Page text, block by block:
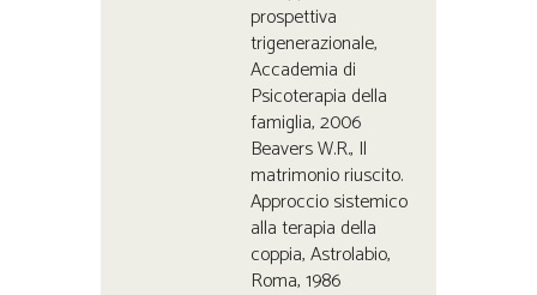
prospettiva
trigenerazionale,
Accademia di
Psicoterapia della
famiglia, 2006
Beavers W.R., Il
matrimonio riuscito.
Approccio sistemico
alla terapia della
coppia, Astrolabio,
Roma, 1986